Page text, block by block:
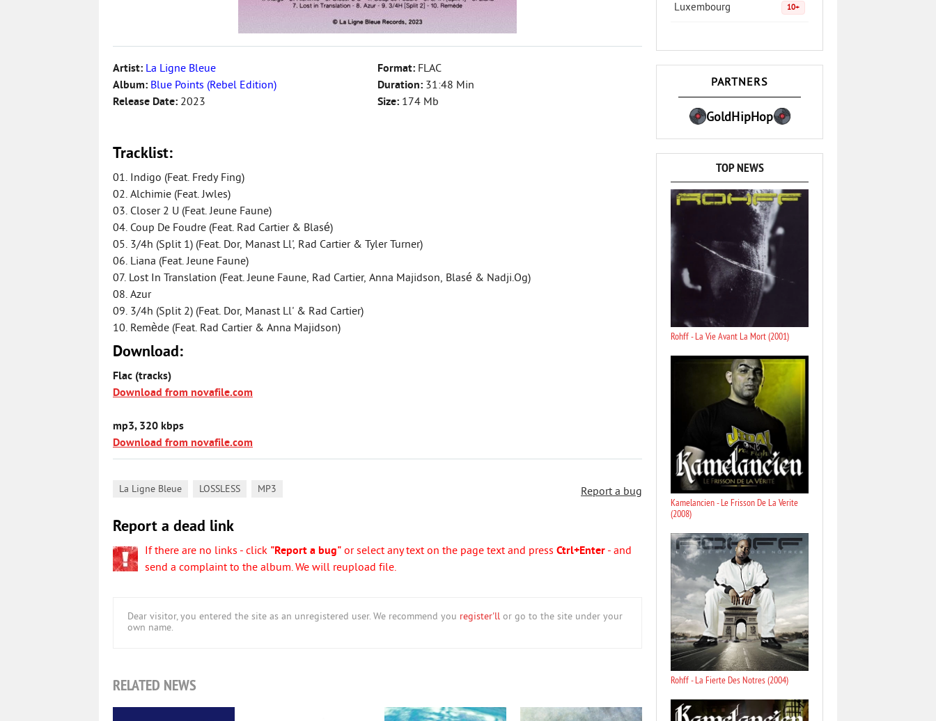
Artist: La Ligne Bleue
Album: Blue Points (Rebel Edition)
Release Date: 2023
Format: FLAC
Duration: 31:48 Min
Size: 174 Mb
Tracklist:
01. Indigo (Feat. Fredy Fing)
02. Alchimie (Feat. Jwles)
03. Closer 2 U (Feat. Jeune Faune)
04. Coup De Foudre (Feat. Rad Cartier & Blasé)
05. 3/4h (Split 1) (Feat. Dor, Manast Ll', Rad Cartier & Tyler Turner)
06. Liana (Feat. Jeune Faune)
07. Lost In Translation (Feat. Jeune Faune, Rad Cartier, Anna Majidson, Blasé & Nadji.Og)
08. Azur
09. 3/4h (Split 2) (Feat. Dor, Manast Ll' & Rad Cartier)
10. Remède (Feat. Rad Cartier & Anna Majidson)
Download:
Flac (tracks)
Download from novafile.com
mp3, 320 kbps
Download from novafile.com
Report a bug
La Ligne Bleue LOSSLESS MP3
Report a dead link
If there are no links - click "Report a bug" or select any text on the page text and press Ctrl+Enter - and
send a complaint to the album. We will reupload file.
Dear visitor, you entered the site as an unregistered user. We recommend you register'll or go to the site under your
own name.
RELATED NEWS
Luxembourg 10+
PARTNERS
GoldHipHop
TOP NEWS
Rohff - La Vie Avant La Mort (2001)
Kamelancien - Le Frisson De La Verite
(2008)
Rohff - La Fierte Des Notres (2004)